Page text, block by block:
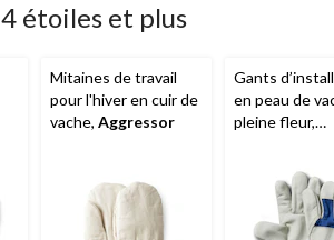
4 étoiles et plus
Mitaines de travail
pour l'hiver en cuir de
vache, Aggressor
Gants
en peau de
pleine fleur,